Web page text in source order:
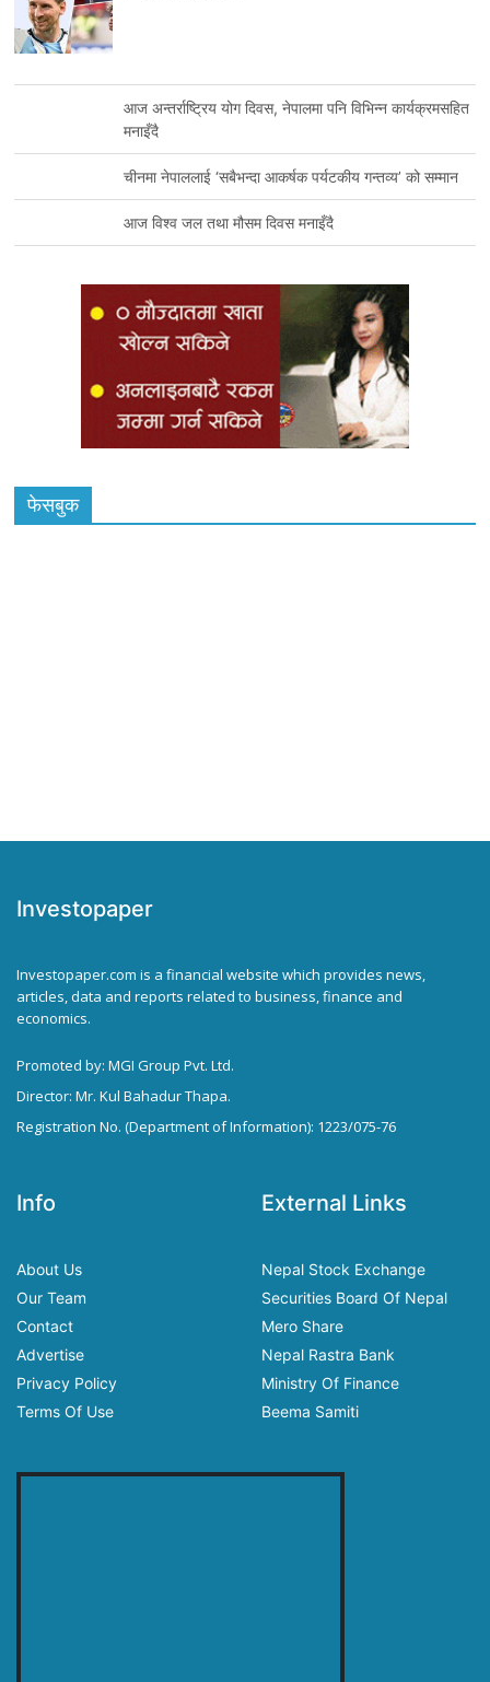
आज अन्तर्राष्ट्रिय योग दिवस, नेपालमा पनि विभिन्न कार्यक्रमसहित
मनाइँदै
चीनमा नेपाललाई ‘सबैभन्दा आकर्षक पर्यटकीय गन्तव्य’ को सम्मान
आज विश्व जल तथा मौसम दिवस मनाइँदै
फेसबुक
Investopaper
Investopaper.com is a financial website which provides news,
articles, data and reports related to business, finance and
economics.
Promoted by: MGI Group Pvt. Ltd.
Director: Mr. Kul Bahadur Thapa.
Registration No. (Department of Information): 1223/075-76
Info
About Us
Our Team
Contact
Advertise
Privacy Policy
Terms Of Use
External Links
Nepal Stock Exchange
Securities Board Of Nepal
Mero Share
Nepal Rastra Bank
Ministry Of Finance
Beema Samiti